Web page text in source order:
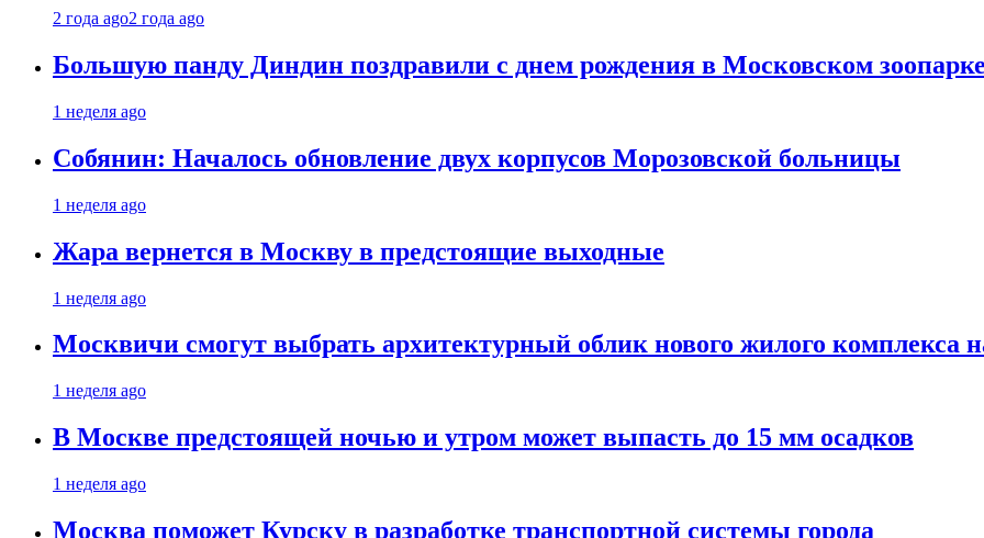
2 года ago2 года ago
Большую панду Диндин поздравили с днем рождения в Московском зоопарке
1 неделя ago
Собянин: Началось обновление двух корпусов Морозовской больницы
1 неделя ago
Жара вернется в Москву в предстоящие выходные
1 неделя ago
Москвичи смогут выбрать архитектурный облик нового жилого комплекса
1 неделя ago
В Москве предстоящей ночью и утром может выпасть до 15 мм осадков
1 неделя ago
Москва поможет Курску в разработке транспортной системы города